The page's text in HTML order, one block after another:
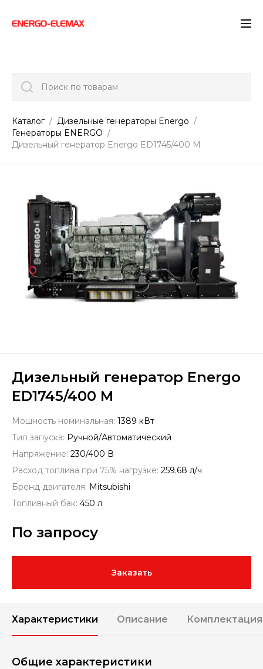
Поиск по товарам
Каталог
Дизельные генераторы Energo
Генераторы ENERGO
Дизельный генератор Energo ED1745/400 M
Дизельный генератор Energo
ED1745/400 M
Мощность номинальная: 1389 кВт
Тип запуска: Ручной/Автоматический
Напряжение: 230/400 В
Расход топлива при 75% нагрузке: 259.68 л/ч
Бренд двигателя: Mitsubishi
Топливный бак: 450 л
По запросу
Заказать
Характеристики Описание Комплектация
Общие характеристики